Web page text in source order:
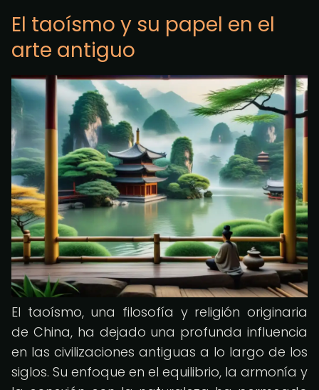
El taoísmo y su papel en el
arte antiguo
El taoísmo, una filosofía y religión originaria
de China, ha dejado una profunda influencia
en las civilizaciones antiguas a lo largo de los
siglos. Su enfoque en el equilibrio, la armonía y